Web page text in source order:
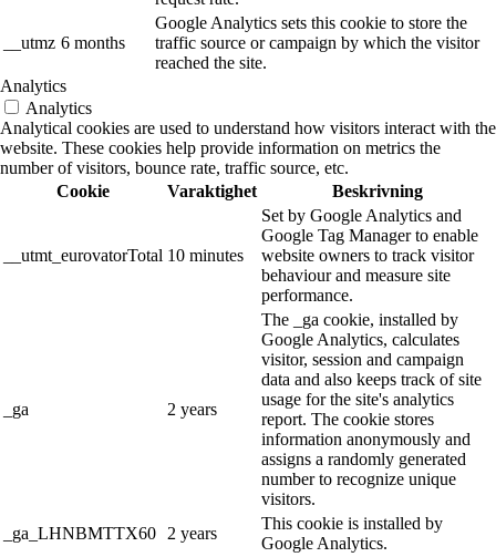
__utmz 6 months
Google Analytics sets this cookie to store the
traffic source or campaign by which the visitor
reached the site.
Analytics
Analytics
Analytical cookies are used to understand how visitors interact with the
website. These cookies help provide information on metrics the
number of visitors, bounce rate, traffic source, etc.
Cookie
Varaktighet Beskrivning
__utmt_eurovatorTotal 10 minutes
Set by Google Analytics and
Google Tag Manager to enable
website owners to track visitor
behaviour and measure site
performance.
_ga 2 years
The _ga cookie, installed by
Google Analytics, calculates
visitor, session and campaign
data and also keeps track of site
usage for the site's analytics
report. The cookie stores
information anonymously and
assigns a randomly generated
number to recognize unique
visitors.
_ga_LHNBMTTX60
2 years
This cookie is installed by
Google Analytics.